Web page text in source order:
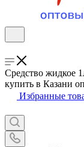
Средство жидкое
купить в Казани
Избранные